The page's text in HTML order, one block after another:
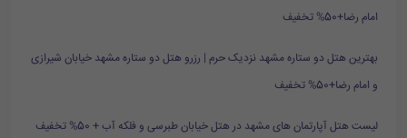
امام رضا+50% تخفیف
بهترین هتل دو ستاره مشهد نزدیک حرم | رزرو هتل دو ستاره مشهد خیابان شیرازی
و امام رضا+50% تخفیف
لیست هتل آپارتمان های مشهد در هتل خیابان طبرسی و فلکه آب + 50% تخفیف